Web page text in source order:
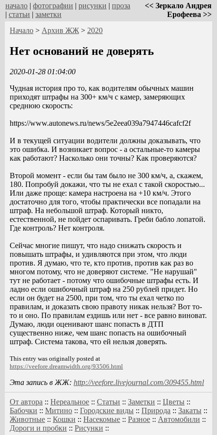
начало | фотографии | рисунки | проза
| статьи | заметки
<< Зеркало Андрея
Ерофеева >>
Начало > Архив ЖЖ > 2020
Нет оснований не доверять
2020-01-28 01:04:00
Чудная история про то, как водителям обычных машин
приходят штрафы на 300+ км/ч с камер, замеряющих
среднюю скорость:
https://www.autonews.ru/news/5e2eea039a7947446cafcf2f
И в текущей ситуации водители должны доказывать, что
это ошибка. И возникает вопрос - а остальные-то камеры
как работают? Насколько они точны? Как проверяются?
Второй момент - если бы там было не 300 км/ч, а, скажем,
180. Попробуй докажи, что ты не ехал с такой скоростью...
Или даже проще: камера настроена на +10 км/ч. Этого
достаточно для того, чтобы практически все попадали на
штраф. На небольшой штраф. Который никто,
естественной, не пойдет оспаривать. Греби бабло лопатой.
Где контроль? Нет контроля.
Сейчас многие пишут, что надо снижать скорость и
повышать штрафы, и удивляются при этом, что люди
против. Я думаю, что те, кто против, против как раз во
многом потому, что не доверяют системе. "Не нарушай"
тут не работает - потому что ошибочные штрафы есть. И
ладно если ошибочный штраф на 250 рублей придет. Но
если он будет на 2500, при том, что ты ехал четко по
правилам, и доказать свою правоту никак нельзя? Вот то-
то и оно. По правилам ездишь или нет - все равно виноват.
Думаю, люди оценивают шанс попасть в ДТП
существенно ниже, чем шанс попасть на ошибочный
штраф. Система такова, что ей нельзя доверять.
This entry was originally posted at
https://veefore.dreamwidth.org/93506.html
Эта запись в ЖЖ: http://veefore.livejournal.com/309455.html
От автора :: Нереальное :: Статьи :: Заметки :: Цветы ::
Бабочки :: Митино :: Городские виды :: Природа :: Закаты ::
Животные :: Кошки :: Насекомые :: Разное :: Автомобили ::
Дороги и пробки :: Рисунки ::